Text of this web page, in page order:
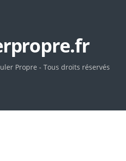
Propre - Tous droits réservés